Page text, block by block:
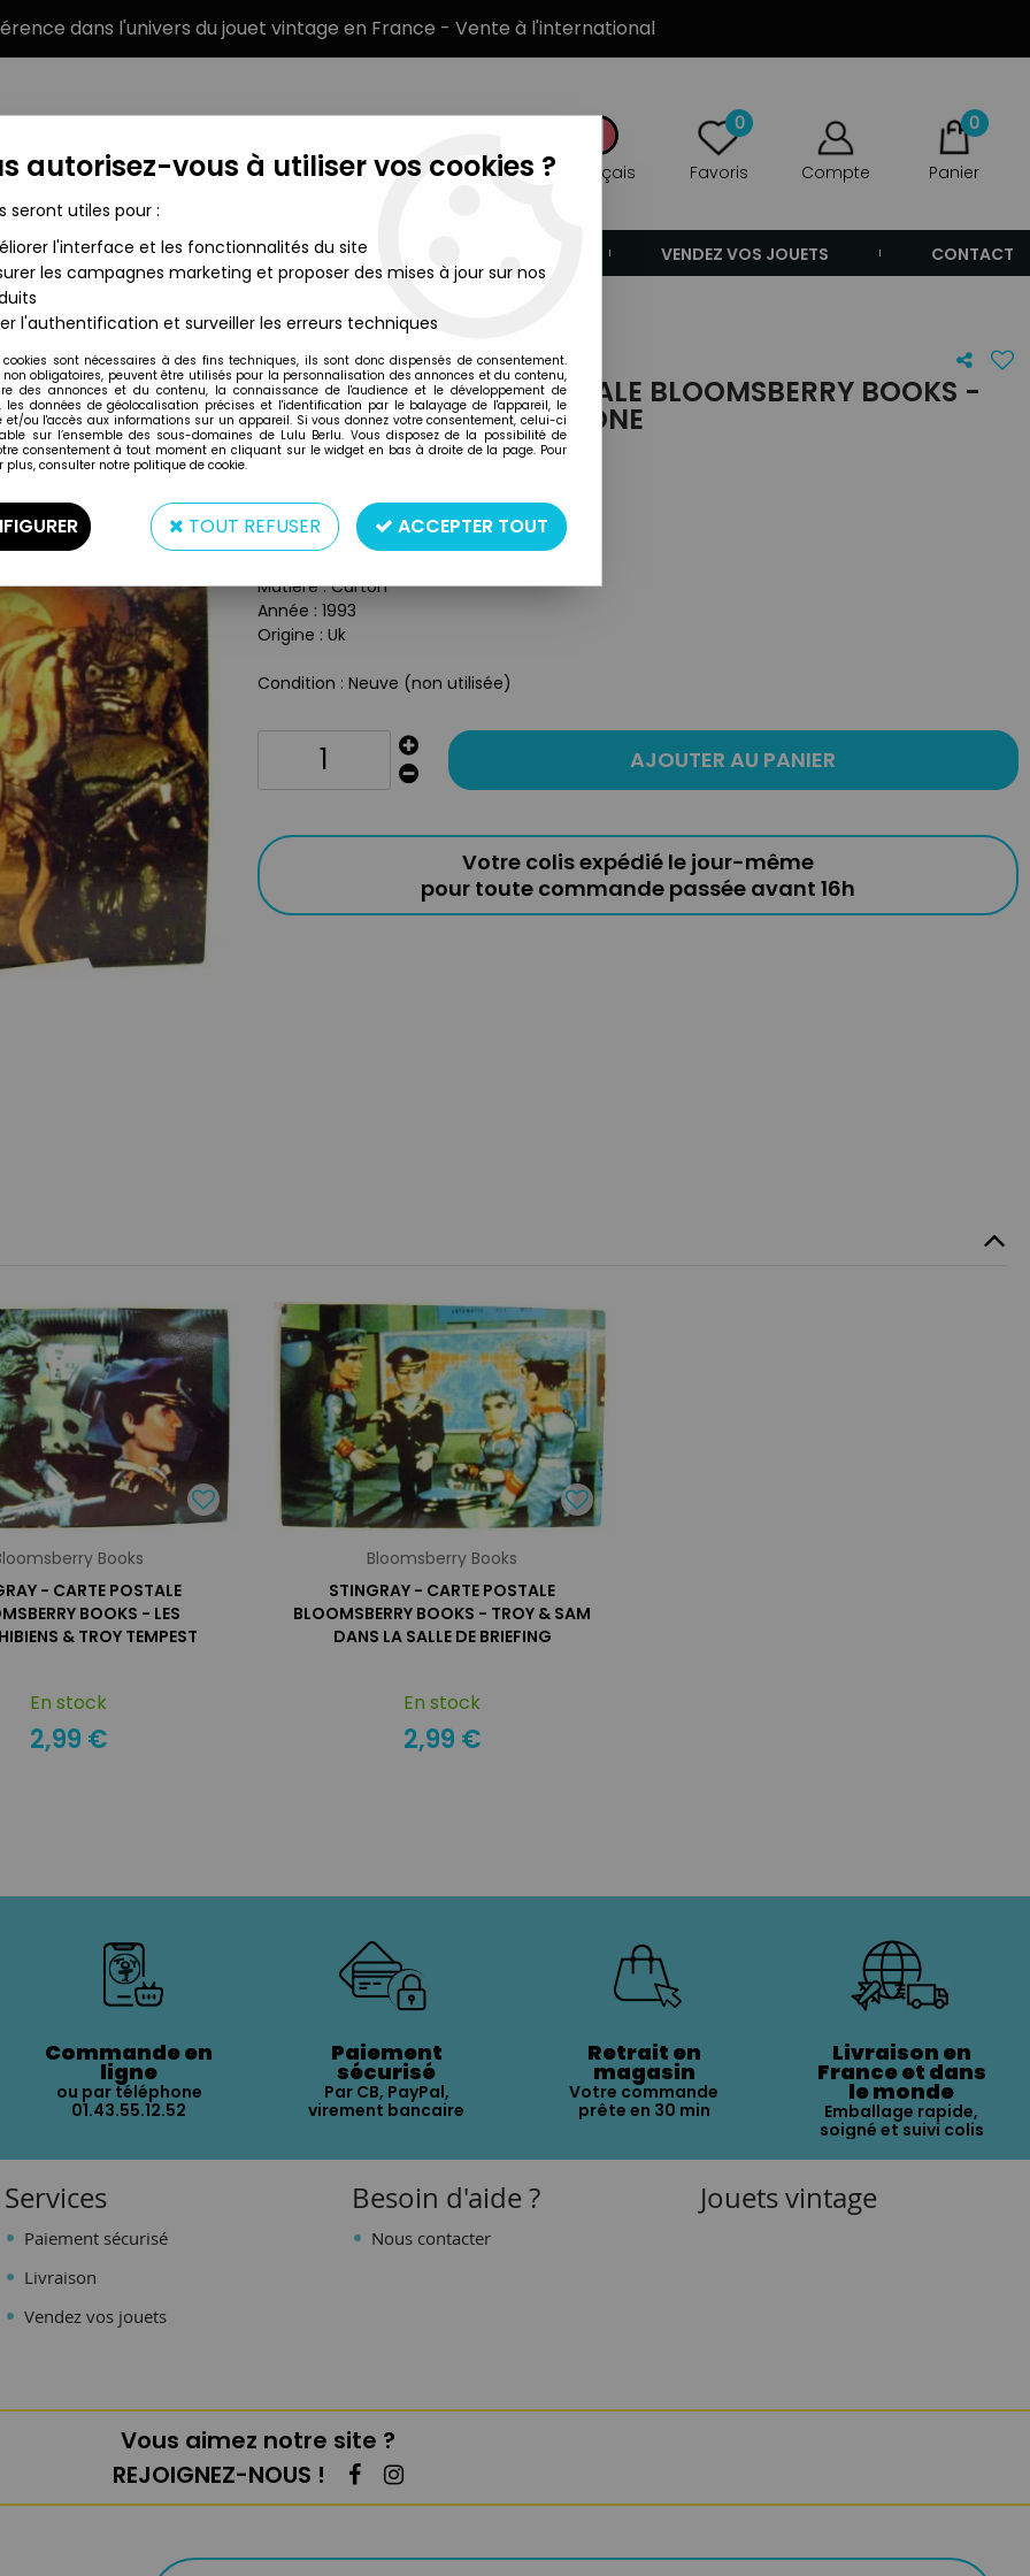
dans l'univers du jouet vintage en France - Vente à l'international
Français
0
Favoris Compte
0
Panier
MARQUES TYPE DE PRODUIT VENDEZ VOS JOUETS CONTACT
- Lord Titan sur son trône
Bloomsberry Books
STINGRAY - CARTE POSTALE BLOOMSBERRY BOOKS -
LORD TITAN SUR SON TRÔNE
2,99€TTC
Réf. :REF22799
Type : Carte Postale
Matière : Carton
Année : 1993
Origine : Uk
Condition : Neuve (non utilisée)
AJOUTER AU PANIER
Votre colis expédié le jour-même
pour toute commande passée avant 16h
Books
- CARTE POSTALE
BOOKS - LES
& TROY TEMPEST
En stock
2,99 €
Bloomsberry Books
STINGRAY - CARTE POSTALE
BLOOMSBERRY BOOKS - TROY & SAM
DANS LA SALLE DE BRIEFING
En stock
2,99 €
Commande en
ligne
ou par téléphone
01.43.55.12.52
Paiement
sécurisé
Par CB, PayPal,
virement bancaire
Retrait en
magasin
Votre commande
prête en 30 min
Livraison en
France et dans
le monde
Emballage rapide,
soigné et suivi colis
Services
Paiement sécurisé
Livraison
Vendez vos jouets
Besoin d'aide ?
Nous contacter
Jouets vintage
Vous aimez notre site ?
REJOIGNEZ-NOUS !
autorisez-vous à utiliser vos cookies ?
seront utiles pour :
l'interface et les fonctionnalités du site
les campagnes marketing et proposer des mises à jour sur nos
l'authentification et surveiller les erreurs techniques
cookies sont nécessaires à des fins techniques, ils sont donc dispensés de consentement.
non obligatoires, peuvent être utilisés pour la personnalisation des annonces et du contenu,
des annonces et du contenu, la connaissance de l'audience et le développement de
les données de géolocalisation précises et l'identification par le balayage de l'appareil, le
et/ou l'accès aux informations sur un appareil. Si vous donnez votre consentement, celui-ci
sur l’ensemble des sous-domaines de Lulu Berlu. Vous disposez de la possibilité de
consentement à tout moment en cliquant sur le widget en bas à droite de la page. Pour
plus, consulter notre politique de cookie.
TOUT REFUSER ACCEPTER TOUT